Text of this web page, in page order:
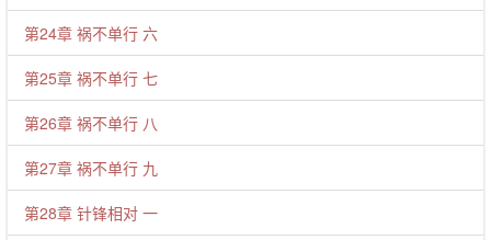
第24章 祸不单行 六
第25章 祸不单行 七
第26章 祸不单行 八
第27章 祸不单行 九
第28章 针锋相对 一